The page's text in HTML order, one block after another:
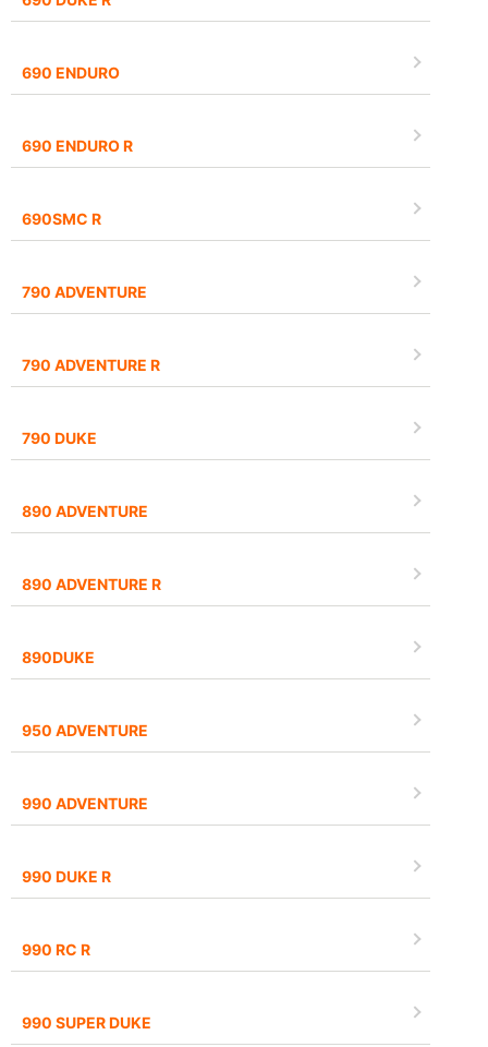
690 ENDURO
690 ENDURO R
690SMC R
790 ADVENTURE
790 ADVENTURE R
790 DUKE
890 ADVENTURE
890 ADVENTURE R
890DUKE
950 ADVENTURE
990 ADVENTURE
990 DUKE R
990 RC R
990 SUPER DUKE